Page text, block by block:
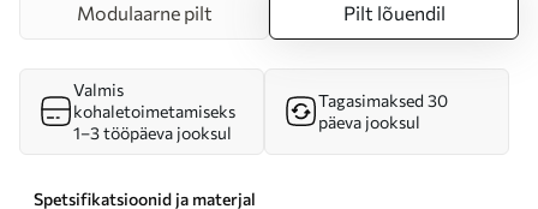
Modulaarne pilt Pilt lõuendil
Valmis
kohaletoimetamiseks
1–3 tööpäeva jooksul
Tagasimaksed 30
päeva jooksul
Spetsifikatsioonid ja materjal